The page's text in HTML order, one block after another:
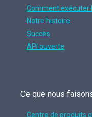
Comment exécuter
Notre histoire
Succès
API ouverte
Ce que nous
Centre de produits